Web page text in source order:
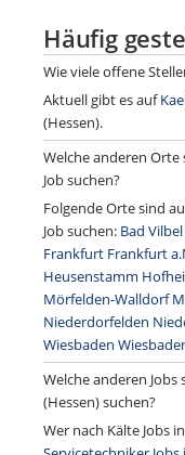
Häufig
Wie viele offene
Aktuell gibt es auf
(Hessen).
Welche anderen
Job suchen?
Folgende Orte sind
Job suchen: Bad Vilbel
Frankfurt Frankfurt
Heusenstamm
Mörfelden-Walldorf
Niederdorfelden
Wiesbaden
Welche anderen
(Hessen) suchen?
Wer nach Kälte Jobs